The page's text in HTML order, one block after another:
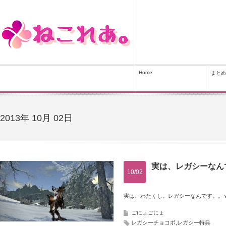
Home まと
2013年 10月 02日
実は、レガシーな
10/02
実は、わたくし。レガシーなんです。。
ごにょごにょ
レガシーチョコボ レガシー特典